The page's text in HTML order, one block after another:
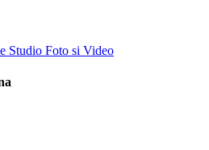
Studio Foto si Video